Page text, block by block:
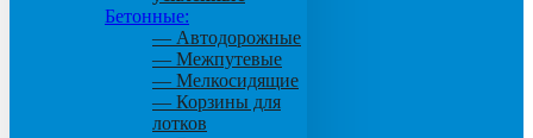
Бетонные:
— Автодорожные
— Межпутевые
— Мелкосидящие
— Корзины для
лотков